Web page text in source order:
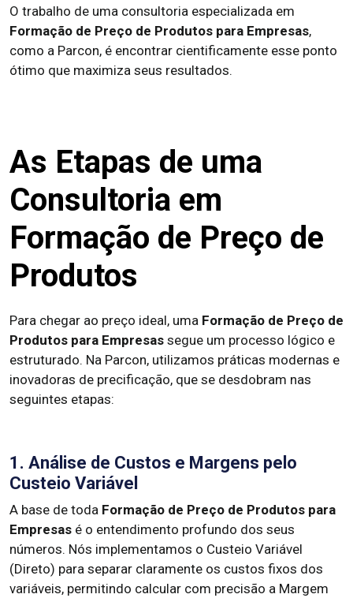
O trabalho de uma consultoria especializada em
Formação de Preço de Produtos para Empresas,
como a Parcon, é encontrar cientificamente esse ponto
ótimo que maximiza seus resultados.
As Etapas de uma
Consultoria em
Formação de Preço de
Produtos
Para chegar ao preço ideal, uma Formação de Preço de
Produtos para Empresas segue um processo lógico e
estruturado. Na Parcon, utilizamos práticas modernas e
inovadoras de precificação, que se desdobram nas
seguintes etapas:
1. Análise de Custos e Margens pelo
Custeio Variável
A base de toda Formação de Preço de Produtos para
Empresas é o entendimento profundo dos seus
números. Nós implementamos o Custeio Variável
(Direto) para separar claramente os custos fixos dos
variáveis, permitindo calcular com precisão a Margem